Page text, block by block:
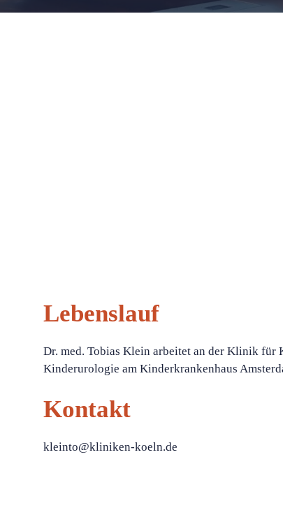
Lebenslauf
Dr. med. Tobias Klein arbeitet an der Klinik für
Kinderurologie am Kinderkrankenhaus
Kontakt
kleinto@kliniken-koeln.de